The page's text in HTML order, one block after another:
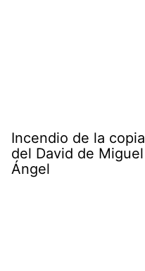
Incendio de la copia
del David de Miguel
Ángel